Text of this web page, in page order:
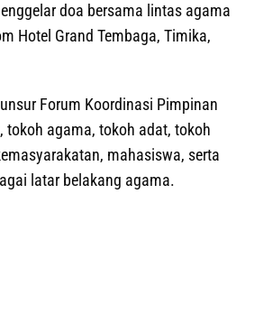
doa bersama lintas agama
Hotel Grand Tembaga, Timika,
Forum Koordinasi Pimpinan
tokoh agama, tokoh adat, tokoh
mahasiswa, serta
latar belakang agama.